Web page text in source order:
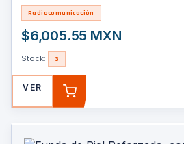
Radiocomunicación
$6,005.55 MXN
Stock: 3
VER
AGREGAR